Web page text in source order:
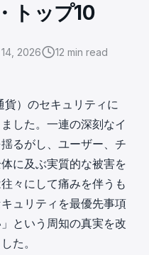
トップ10
2026 12 min read
）のセキュリティに
した。一連の深刻なイ
るがし、ユーザー、チ
に及ぶ実質的な被害を
々にして痛みを伴うも
ュリティを最優先事項
という周知の真実を改
た。